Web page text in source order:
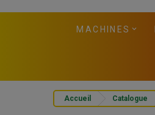
MACHINES
Accueil Catalogue